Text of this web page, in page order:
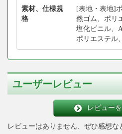
素材、仕様規
格
[表地・表地]
然ゴム、ポリ
塩化ビニル、
ポリエステル
ユーザーレビュー
レビュー
レビューはありません、ぜひ感想な